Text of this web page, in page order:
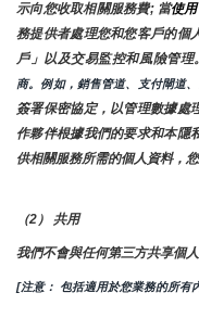
示向您收取相關服務費; 當使
務提供者處理您和您客戶的個
戶」以及交易監控和風險管理
商。例如，銷售管道、支付閘道
簽署保密協定，以管理數據處
作夥伴根據我們的要求和本隱
供相關服務所需的個人資料，
（2） 共用
我們不會與任何第三方共享個
[注意： 包括適用於您業務的所有